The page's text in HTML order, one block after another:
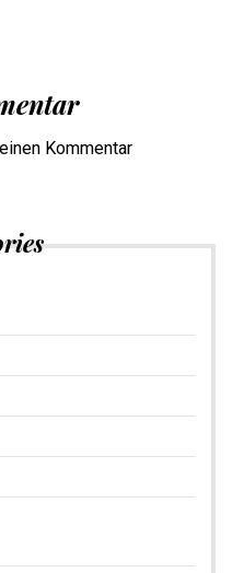
Kommentar